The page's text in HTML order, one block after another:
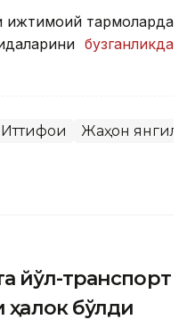
тармоқларда
бузганликда
Жаҳон
йўл-транспорт
ҳалок бўлди